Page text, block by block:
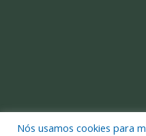
Nós usamos cookies para